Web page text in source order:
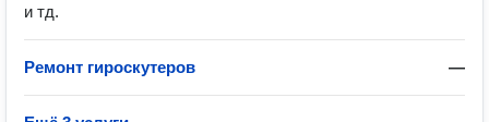
и тд.
Ремонт гироскутеров —